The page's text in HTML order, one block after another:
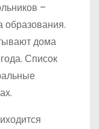
–
образования.
дома
Список